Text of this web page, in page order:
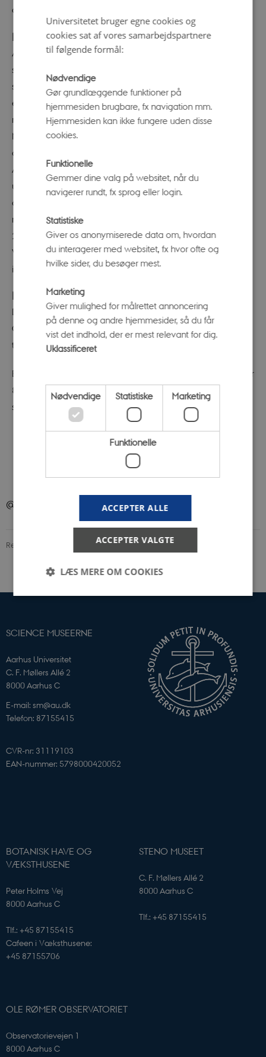
onsdagsrundvisningerne."
Fra nye udstillinger til fokus på nattehimlen
Aftenrundvisningerne har stort set været udsolgt hele
sommeren, så Bent Lorenzen har planer om at gentage
succesen næste år. Men inden er der en lang række
events og udstillinger, som han også håber vil trække
mange folk til. "Fx er der snart efterårsferie på Steno
Museet. Denne gang er overskriften Vær opfinder for en
dag, hvor der bl.a. kommer spændende forskere fra
Aarhus Universitet. Vi slår også dørene op til to nye
udstillinger på Steno Museet i 2018. I Væksthusene
arbejder vi med en spektakulær lysinstallation sammen
med CAVI, som forventes at blive lanceret i november
2017. I december har vi julerundvisninger, også i
Væksthusene, og på Ole Rømer Observatoriet er der
igen forevisninger fra oktober," slutter han.
Fakta
Det samlede besøgstal for Science Museerne: Ole Rømer-
Observatoriet, Steno Museet og Væksthusene er opgjort
til 201.566 gæster i 2017 i perioden 01.01.-20.08.2017.
Besøgstallet for sommerperioden for Science Museerne er
85.371 og er opgjort fra 01.06.-20.08.2017. Væksthusene
står for 80.706 af gæsterne.
@ScienceMuseerne på Instagram
Revideret 04.05.2026 Science Museerne
SCIENCE MUSEERNE
Aarhus Universitet
C. F. Møllers Allé 2
8000 Aarhus C
E-mail: sm@au.dk
Telefon: 87155415
CVR-nr: 31119103
EAN-nummer: 5798000420052
BOTANISK HAVE OG
VÆKSTHUSENE
Peter Holms Vej
8000 Aarhus C
Tlf.: +45 87155415
Cafeen i Væksthusene:
+45 87155706
STENO MUSEET
C. F. Møllers Allé 2
8000 Aarhus C
Tlf.: +45 87155415
OLE RØMER OBSERVATORIET
Observatorievejen 1
8000 Aarhus C
Universitetet bruger egne cookies og
cookies sat af vores samarbejdspartnere
til følgende formål:
Nødvendige
Gør grundlæggende funktioner på
hjemmesiden brugbare, fx navigation mm.
Hjemmesiden kan ikke fungere uden disse
cookies.
Funktionelle
Gemmer dine valg på websitet, når du
navigerer rundt, fx sprog eller login.
Statistiske
Giver os anonymiserede data om, hvordan
du interagerer med websitet, fx hvor ofte og
hvilke sider, du besøger mest.
Marketing
Giver mulighed for målrettet annoncering
på denne og andre hjemmesider, så du får
vist det indhold, der er mest relevant for dig.
Uklassificeret
Nødvendige Statistiske Marketing
Funktionelle
ACCEPTER ALLE
ACCEPTER VALGTE
LÆS MERE OM COOKIES
Nødvendige cookies hjælper med at gøre
hjemmesiden brugbar ved at aktivere nogle
grundlæggende funktioner som navigation mm.
Hjemmesiden kan ikke fungerer uden disse cookies.
Navn
Udbyder / Domæne
CookieScriptConsent
PHPSESSID PHP.net